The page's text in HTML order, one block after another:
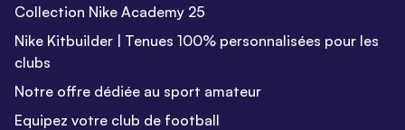
Collection Nike Academy 25
Nike Kitbuilder | Tenues 100% personnalisées pour les
clubs
Notre offre dédiée au sport amateur
Equipez votre club de football